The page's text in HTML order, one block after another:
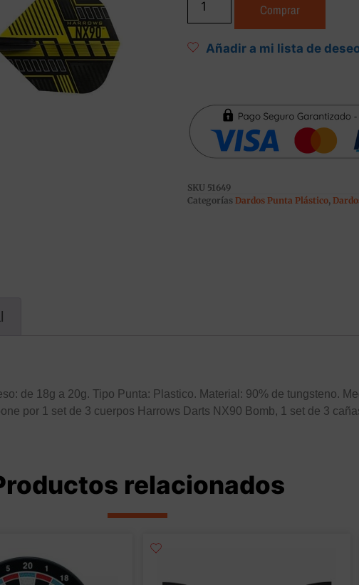
Comprar
Añadir a mi lista de
SKU 51649
Categorías Dardos Punta Plástico,
de 18g a 20g. Tipo Punta: Plastico. Material: 90% de tungsteno.
por 1 set de 3 cuerpos Harrows Darts NX90 Bomb, 1 set de 3
relacionados